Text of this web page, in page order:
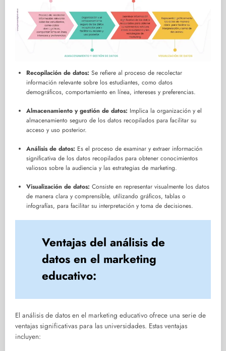
Recopilación de datos: Se refiere al proceso de recolectar
información relevante sobre los estudiantes, como datos
demográficos, comportamiento en línea, intereses y preferencias.
Almacenamiento y gestión de datos: Implica la organización y el
almacenamiento seguro de los datos recopilados para facilitar su
acceso y uso posterior.
Análisis de datos: Es el proceso de examinar y extraer información
significativa de los datos recopilados para obtener conocimientos
valiosos sobre la audiencia y las estrategias de marketing.
Visualización de datos: Consiste en representar visualmente los datos
de manera clara y comprensible, utilizando gráficos, tablas o
infografías, para facilitar su interpretación y toma de decisiones.
Ventajas del análisis de
datos en el marketing
educativo:
El análisis de datos en el marketing educativo ofrece una serie de
ventajas significativas para las universidades. Estas ventajas
incluyen: